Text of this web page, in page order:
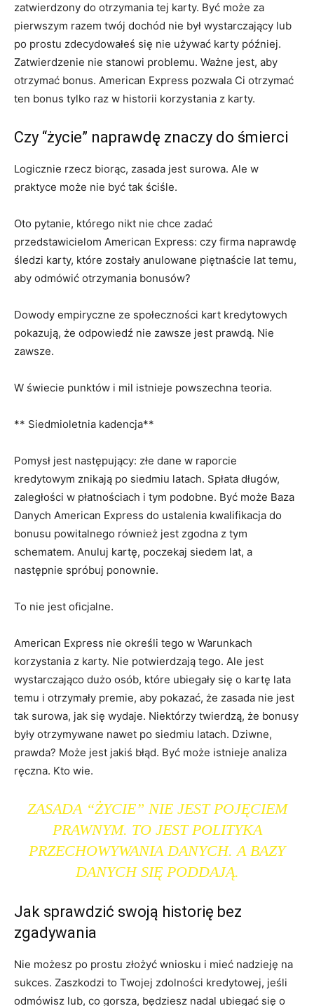
zatwierdzony do otrzymania tej karty. Być może za
pierwszym razem twój dochód nie był wystarczający lub
po prostu zdecydowałeś się nie używać karty później.
Zatwierdzenie nie stanowi problemu. Ważne jest, aby
otrzymać bonus. American Express pozwala Ci otrzymać
ten bonus tylko raz w historii korzystania z karty.
Czy “życie” naprawdę znaczy do śmierci
Logicznie rzecz biorąc, zasada jest surowa. Ale w
praktyce może nie być tak ściśle.
Oto pytanie, którego nikt nie chce zadać
przedstawicielom American Express: czy firma naprawdę
śledzi karty, które zostały anulowane piętnaście lat temu,
aby odmówić otrzymania bonusów?
Dowody empiryczne ze społeczności kart kredytowych
pokazują, że odpowiedź nie zawsze jest prawdą. Nie
zawsze.
W świecie punktów i mil istnieje powszechna teoria.
** Siedmioletnia kadencja**
Pomysł jest następujący: złe dane w raporcie
kredytowym znikają po siedmiu latach. Spłata długów,
zaległości w płatnościach i tym podobne. Być może Baza
Danych American Express do ustalenia kwalifikacja do
bonusu powitalnego również jest zgodna z tym
schematem. Anuluj kartę, poczekaj siedem lat, a
następnie spróbuj ponownie.
To nie jest oficjalne.
American Express nie określi tego w Warunkach
korzystania z karty. Nie potwierdzają tego. Ale jest
wystarczająco dużo osób, które ubiegały się o kartę lata
temu i otrzymały premie, aby pokazać, że zasada nie jest
tak surowa, jak się wydaje. Niektórzy twierdzą, że bonusy
były otrzymywane nawet po siedmiu latach. Dziwne,
prawda? Może jest jakiś błąd. Być może istnieje analiza
ręczna. Kto wie.
ZASADA “ŻYCIE” NIE JEST POJĘCIEM
PRAWNYM. TO JEST POLITYKA
PRZECHOWYWANIA DANYCH. A BAZY
DANYCH SIĘ PODDAJĄ.
Jak sprawdzić swoją historię bez
zgadywania
Nie możesz po prostu złożyć wniosku i mieć nadzieję na
sukces. Zaszkodzi to Twojej zdolności kredytowej, jeśli
odmówisz lub, co gorsza, będziesz nadal ubiegać się o